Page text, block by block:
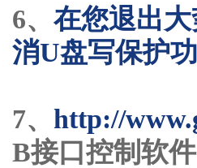
6、 在您退出
消U盘写保护
7、 http://
B接口控制软